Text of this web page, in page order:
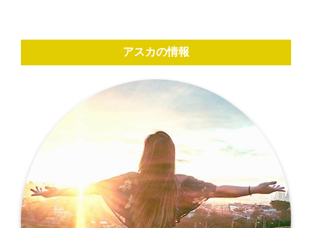
アスカの情報